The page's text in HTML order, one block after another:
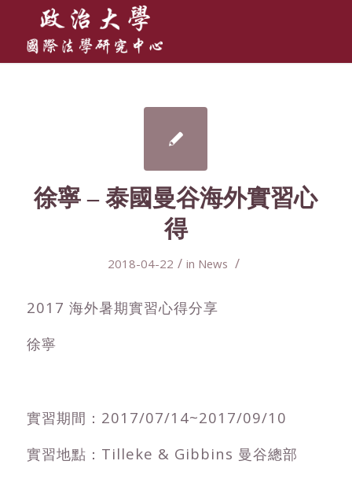
徐寧 – 泰國曼谷海外實習心
得
2018-04-22 / in News /
2017 海外暑期實習心得分享
徐寧
實習期間：2017/07/14~2017/09/10
實習地點：Tilleke & Gibbins 曼谷總部